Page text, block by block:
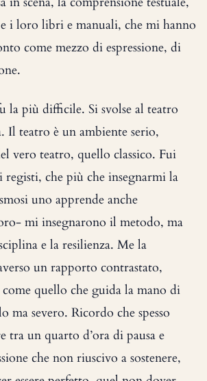
i loro libri e manuali, che mi hanno
come mezzo di espressione, di
la più difficile. Si svolse al teatro
Il teatro è un ambiente serio,
vero teatro, quello classico. Fui
registi, che più che insegnarmi la
uno apprende anche
mi insegnarono il metodo, ma
e la resilienza. Me la
un rapporto contrastato,
quello che guida la mano di
ma severo. Ricordo che spesso
tra un quarto d’ora di pausa e
che non riuscivo a sostenere,